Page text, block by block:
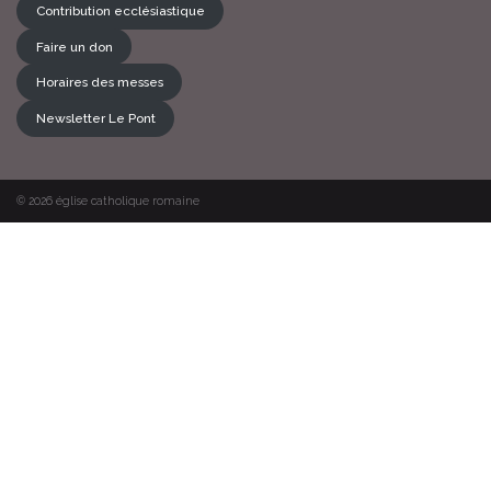
Contribution ecclésiastique
Faire un don
Horaires des messes
Newsletter Le Pont
© 2026 église catholique romaine